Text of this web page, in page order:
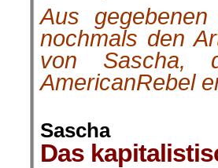
Aus
nochmals den
von
AmericanRebel
Sascha
Das